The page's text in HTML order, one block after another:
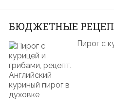
БЮДЖЕТНЫЕ
Пирог с